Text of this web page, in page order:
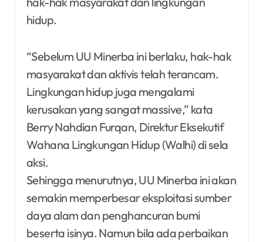
hidup.
“Sebelum UU Minerba ini berlaku, hak-hak
masyarakat dan aktivis telah terancam.
Lingkungan hidup juga mengalami
kerusakan yang sangat massive,” kata
Berry Nahdian Furqan, Direktur Eksekutif
Wahana Lingkungan Hidup (Walhi) di sela
aksi.
Sehingga menurutnya, UU Minerba ini akan
semakin memperbesar eksploitasi sumber
daya alam dan penghancuran bumi
beserta isinya. Namun bila ada perbaikan